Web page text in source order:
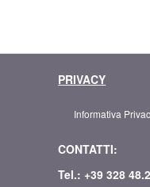
PRIVACY
Informativa
CONTATTI:
Tel.: +39 328